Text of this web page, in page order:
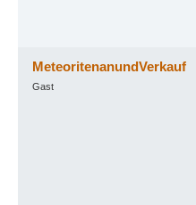
MeteoritenanundVerkauf
Gast